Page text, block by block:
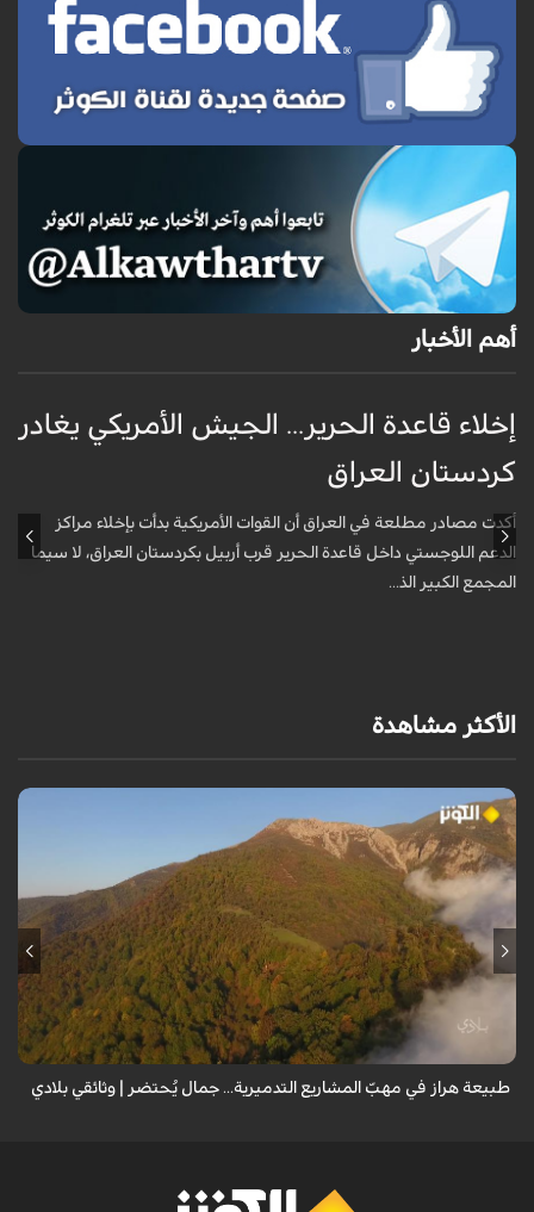
أهم الأخبار
إخلاء قاعدة الحرير... الجيش الأمريكي يغادر
كردستان العراق
أكدت مصادر مطلعة في العراق أن القوات الأمريكية بدأت بإخلاء مراكز
الدعم اللوجستي داخل قاعدة الحرير قرب أربيل بكردستان العراق، لا سيما
المجمع الكبير الذ...
الأكثر مشاهدة
من قلب طبيعة هراز التي كانت يوماً من أجمل الموائل الطبيعية في إيران، يحذر
المعد من كارثة بيئية: "وحش الأعمال والمشاريع التدميرية تنهش بجسم
طبيعة هراز في مهبّ المشاريع التدميرية... جمال يُحتضر | وثائقي بلادي